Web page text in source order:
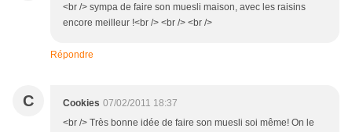
<br /> sympa de faire son muesli maison, avec les raisins
encore meilleur !<br /> <br /> <br />
Répondre
C Cookies 07/02/2011 18:37
<br /> Très bonne idée de faire son muesli soi même! On le